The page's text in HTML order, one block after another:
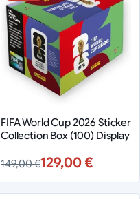
FIFA World Cup 2026 Sticker
Collection Box (100) Display
149,00 €129,00 €